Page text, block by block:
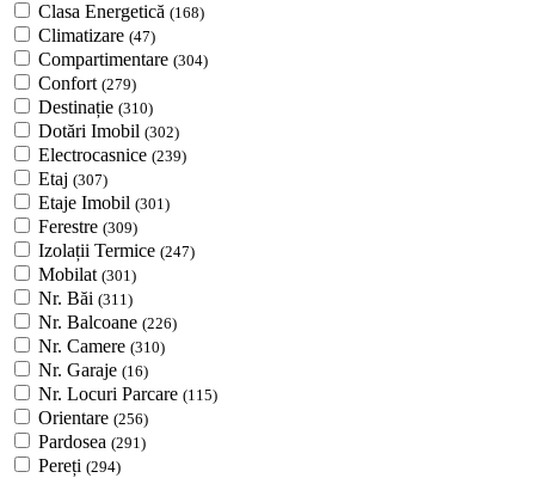
Clasa Energetică (168)
Climatizare (47)
Compartimentare (304)
Confort (279)
Destinație (310)
Dotări Imobil (302)
Electrocasnice (239)
Etaj (307)
Etaje Imobil (301)
Ferestre (309)
Izolații Termice (247)
Mobilat (301)
Nr. Băi (311)
Nr. Balcoane (226)
Nr. Camere (310)
Nr. Garaje (16)
Nr. Locuri Parcare (115)
Orientare (256)
Pardosea (291)
Pereți (294)